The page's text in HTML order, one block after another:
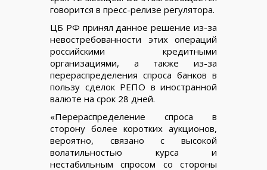
говорится в пресс-релизе регулятора.
ЦБ РФ принял данное решение из-за
невостребованности этих операций
российскими кредитными
организациями, а также из-за
перераспределения спроса банков в
пользу сделок РЕПО в иностранной
валюте на срок 28 дней.
«Перераспределение спроса в
сторону более коротких аукционов,
вероятно, связано с высокой
волатильностью курса и
нестабильным спросом со стороны